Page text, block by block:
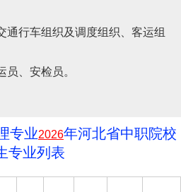
通行车组织及调度组织、客运组
员、安检员。
专业2026年河北省中职院校
专业列表